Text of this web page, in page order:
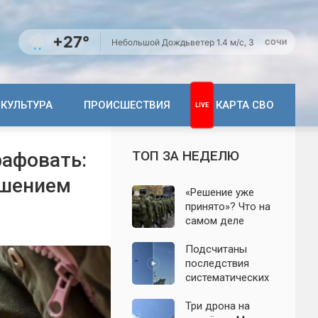
+27° Небольшой Дождьветер 1.4 м/с, З СОЧИ
КУЛЬТУРА ПРОИСШЕСТВИЯ КАРТА СВО
ТОП ЗА НЕДЕЛЮ
«Решение уже
принято»? Что на
самом деле
мобилизации
осенью 2026
года. Указ № 419,
канал и осенние
Подсчитаны
последствия
систематических
Ленинградскую
Три дрона на